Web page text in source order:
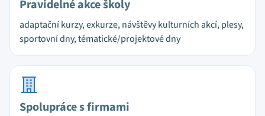
Pravidelné akce školy
adaptační kurzy, exkurze, návštěvy kulturních akcí, plesy,
sportovní dny, tématické/projektové dny
Spolupráce s firmami